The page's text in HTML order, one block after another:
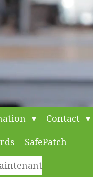
Contact
SafePatch